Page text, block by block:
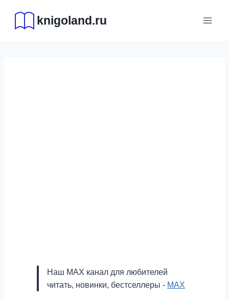
содержимому
knigoland.ru
Наш MAX канал для любителей
читать, новинки, бестселлеры - MAX